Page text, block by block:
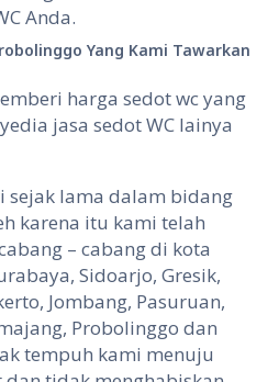
Anda.
Yang Kami Tawarkan
harga sedot wc yang
jasa sedot WC lainya
sejak lama dalam bidang
karena itu kami telah
– cabang di kota
Sidoarjo, Gresik,
Jombang, Pasuruan,
Probolinggo dan
tempuh kami menuju